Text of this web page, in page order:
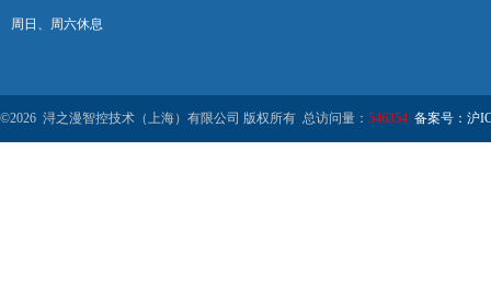
周日、周六休息
©2026 浔之漫智控技术（上海）有限公司 版权所有 总访问量： 546354 备案号：沪